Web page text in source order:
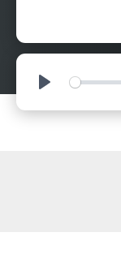
Play